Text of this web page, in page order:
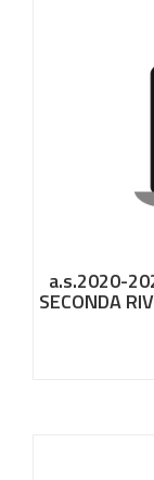
a.s.2020-
SECONDA